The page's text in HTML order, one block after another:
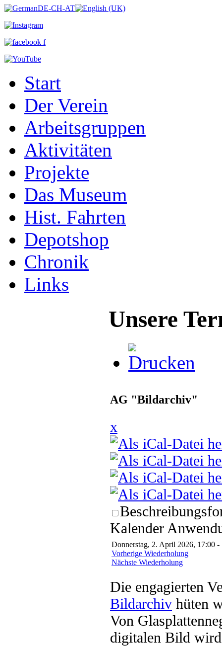
Start
Der Verein
Arbeitsgruppen
Aktivitäten
Projekte
Das Museum
Hist. Fahrten
Depotshop
Chronik
Links
Unsere
AG "Bildarchiv"
x
Kalender
Donnerstag, 2. April 2026, 17:00 -
Vorherige Wiederholung
Nächste Wiederholung
Die engagierten
Bildarchiv hüten
Von
digitalen Bild